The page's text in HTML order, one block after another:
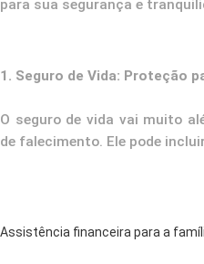
para sua segurança e
1. Seguro de Vida: Proteção
O seguro de vida vai muito
de falecimento. Ele pode
Assistência financeira para a